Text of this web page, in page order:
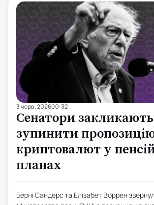
3 черв. 202600:32
Сенатори закликають
зупинити
криптовалют у
планах
Берні Сандерс та Елізабет Воррен